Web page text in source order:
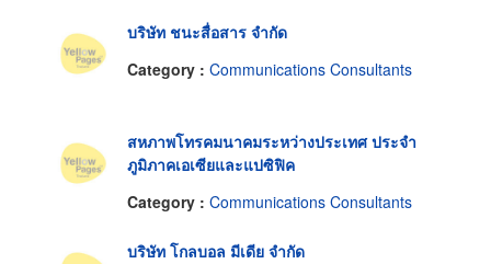
บริษัท ชนะสื่อสาร จำกัด
Category : Communications Consultants
สหภาพโทรคมนาคมระหว่างประเทศ ประจำ
ภูมิภาคเอเซียและแปซิฟิค
Category : Communications Consultants
บริษัท โกลบอล มีเดีย จำกัด